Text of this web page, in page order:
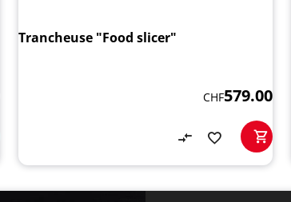
Trancheuse "Food slicer"
CHF579.00